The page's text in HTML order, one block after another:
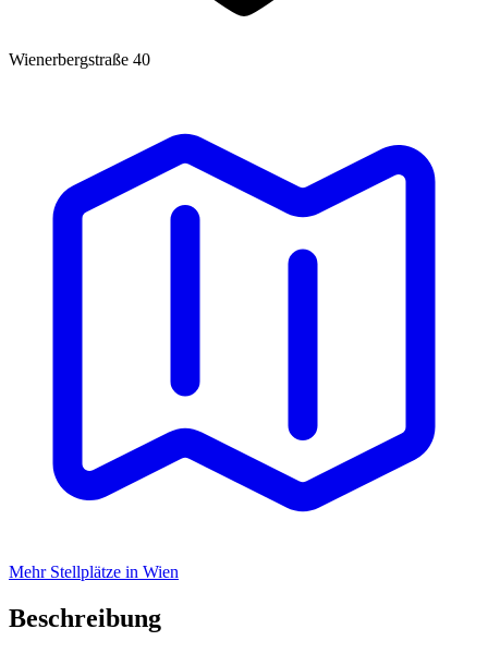
Wienerbergstraße 40
Mehr Stellplätze in Wien
Beschreibung